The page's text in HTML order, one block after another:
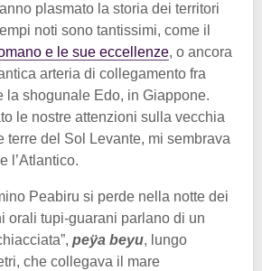
plasmato la storia dei territori
noti sono tantissimi, come il
e le sue eccellenze, o ancora
arteria di collegamento fra
la shogunale Edo, in Giappone.
le nostre attenzioni sulla vecchia
terre del Sol Levante, mi sembrava
l’Atlantico.
Peabiru si perde nella notte dei
orali tupi-guarani parlano di un
peÿa beyu, lungo
che collegava il mare